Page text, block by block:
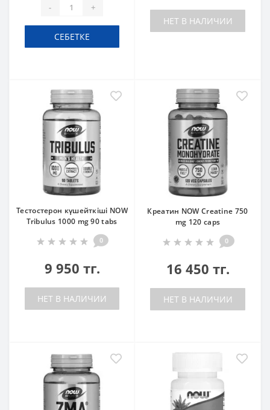
- +
СЕБЕТКЕ
НЕТ В НАЛИЧИИ
Тестостерон күшейткіші NOW
Tribulus 1000 mg 90 tabs
0
9 950 тг.
НЕТ В НАЛИЧИИ
Креатин NOW Creatine 750
mg 120 caps
0
16 450 тг.
НЕТ В НАЛИЧИИ